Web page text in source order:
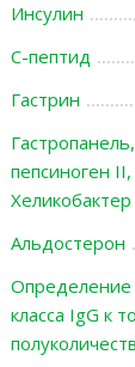
Инсулин
С-пептид
Гастрин
пепсиноген
Альдостерон
Определение
класса IgG к